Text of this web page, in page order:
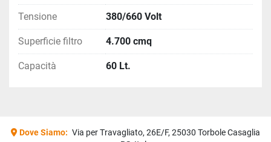
Tensione 380/660 Volt
Superficie filtro 4.700 cmq
Capacità 60 Lt.
Dove Siamo: Via per Travagliato, 26E/F, 25030 Torbole Casaglia